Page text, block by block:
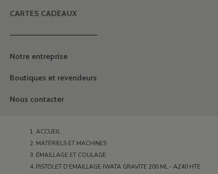
CARTES CADEAUX
———————————————
Notre entreprise
Boutiques et revendeurs
Nous contacter
ACCUEIL
MATÉRIELS ET MACHINES
ÉMAILLAGE ET COULAGE
PISTOLET D'EMAILLAGE IWATA GRAVITE 200 ML - AZ40 HTE